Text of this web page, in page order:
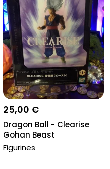
25,00 €
Dragon Ball - Clearise
Gohan Beast
Figurines